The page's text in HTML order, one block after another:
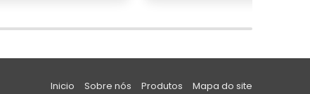
Inicio Sobre nós Produtos Mapa do site